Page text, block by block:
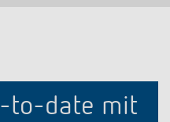
to-date mit